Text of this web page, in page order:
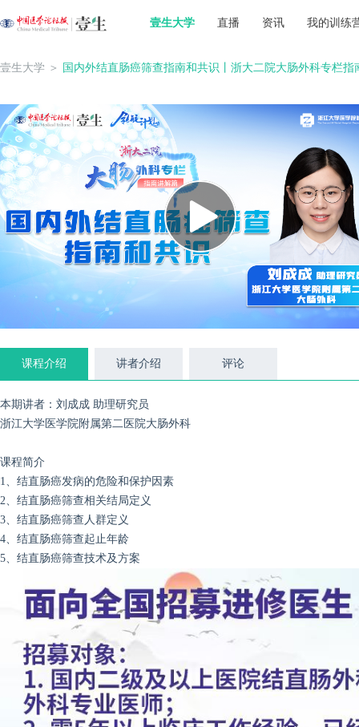
壹生大学 直播 资讯 我的训练
壹生大学 ＞ 国内外结直肠癌筛查指南和共识丨浙大二院大肠外科专栏指
课程介绍 讲者介绍 评论
本期讲者：刘成成 助理研究员
浙江大学医学院附属第二医院大肠外科
课程简介
1、结直肠癌发病的危险和保护因素
2、结直肠癌筛查相关结局定义
3、结直肠癌筛查人群定义
4、结直肠癌筛查起止年龄
5、结直肠癌筛查技术及方案